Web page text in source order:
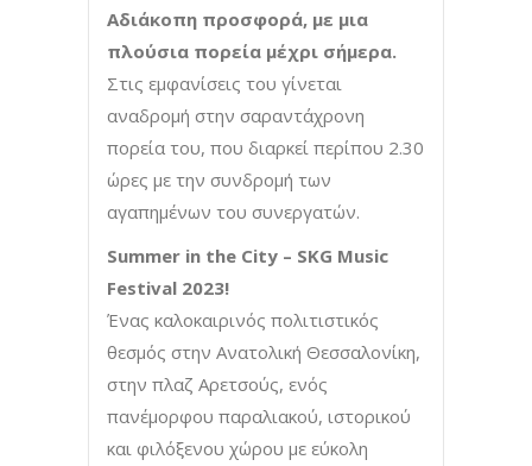
Αδιάκοπη προσφορά, με μια
πλούσια πορεία μέχρι σήμερα.
Στις εμφανίσεις του γίνεται
αναδρομή στην σαραντάχρονη
πορεία του, που διαρκεί περίπου 2.30
ώρες με την συνδρομή των
αγαπημένων του συνεργατών.
Summer in the City – SKG Music
Festival 2023!
Ένας καλοκαιρινός πολιτιστικός
θεσμός στην Ανατολική Θεσσαλονίκη,
στην πλαζ Αρετσούς, ενός
πανέμορφου παραλιακού, ιστορικού
και φιλόξενου χώρου με εύκολη